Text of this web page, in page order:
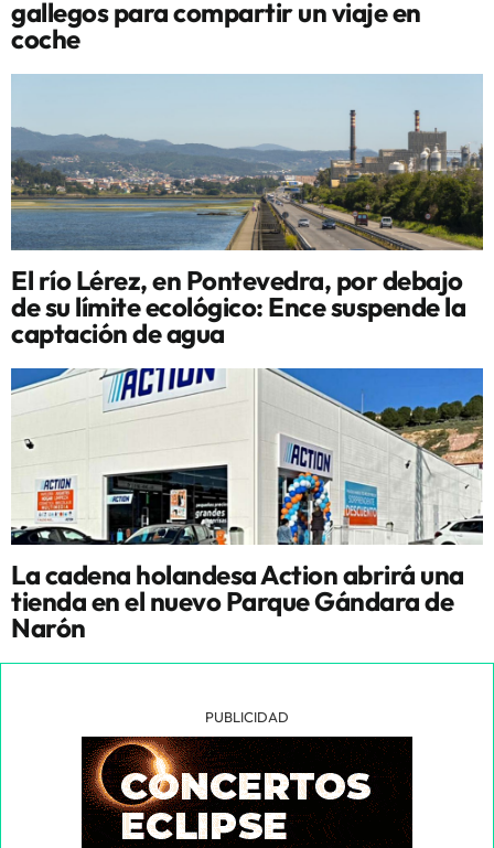
gallegos para compartir un viaje en
coche
El río Lérez, en Pontevedra, por debajo
de su límite ecológico: Ence suspende la
captación de agua
La cadena holandesa Action abrirá una
tienda en el nuevo Parque Gándara de
Narón
PUBLICIDAD